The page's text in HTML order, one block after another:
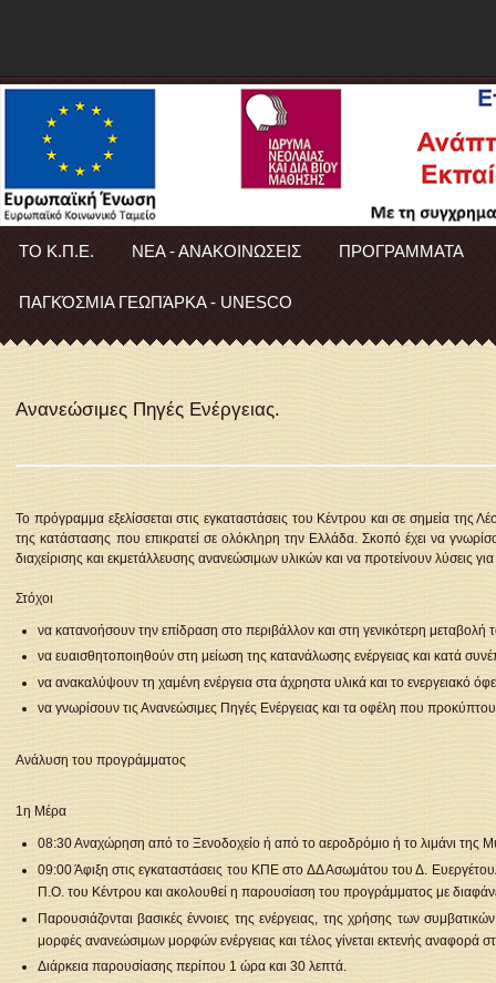
ΤΟ Κ.Π.Ε. ΝΕΑ - ΑΝΑΚΟΙΝΩΣΕΙΣ ΠΡΟΓΡΑΜΜΑΤΑ
ΠΑΓΚΌΣΜΙΑ ΓΕΩΠΆΡΚΑ - UNESCO
Ανανεώσιμες Πηγές Ενέργειας.
Το πρόγραμμα εξελίσσεται στις εγκαταστάσεις του Κέντρου και σε σημεία
της κατάστασης που επικρατεί σε ολόκληρη την Ελλάδα. Σκοπό έχει να
διαχείρισης και εκμετάλλευσης ανανεώσιμων υλικών και να προτείνουν λύσεις
Στόχοι
να κατανοήσουν την επίδραση στο περιβάλλον και στη γενικότερη
να ευαισθητοποιηθούν στη μείωση της κατανάλωσης ενέργειας και κατά
να ανακαλύψουν τη χαμένη ενέργεια στα άχρηστα υλικά και το ενεργειακό
να γνωρίσουν τις Ανανεώσιμες Πηγές Ενέργειας και τα οφέλη που
Ανάλυση του προγράμματος
1η Μέρα
08:30 Αναχώρηση από το Ξενοδοχείο ή από το αεροδρόμιο ή το λιμάνι της
09:00 Άφιξη στις εγκαταστάσεις του ΚΠΕ στο ΔΔ Ασωμάτου του Δ.
Π.Ο. του Κέντρου και ακολουθεί η παρουσίαση του προγράμματος με
Παρουσιάζονται βασικές έννοιες της ενέργειας, της χρήσης των
μορφές ανανεώσιμων μορφών ενέργειας και τέλος γίνεται εκτενής αναφορά
Διάρκεια παρουσίασης περίπου 1 ώρα και 30 λεπτά.